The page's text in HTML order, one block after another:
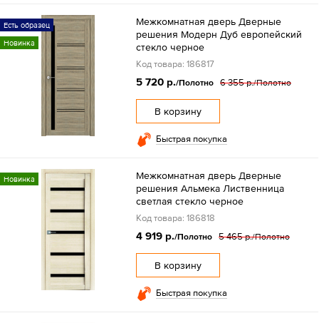
Есть образец
Новинка
Межкомнатная дверь Дверные
решения Модерн Дуб европейский
стекло черное
Код товара: 186817
5 720 р./Полотно 6 355 р./Полотно
В корзину
Быстрая покупка
Новинка
Межкомнатная дверь Дверные
решения Альмека Лиственница
светлая стекло черное
Код товара: 186818
4 919 р./Полотно 5 465 р./Полотно
В корзину
Быстрая покупка